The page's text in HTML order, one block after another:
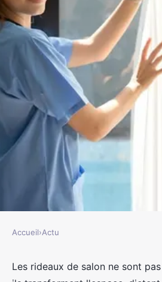
Rideau salon :
Accueil›Actu
Les rideaux de salon ne sont